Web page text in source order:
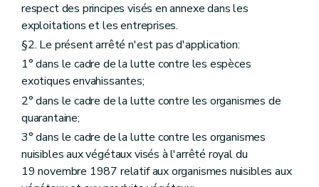
respect des principes visés en annexe dans les
exploitations et les entreprises.
§2. Le présent arrêté n'est pas d'application:
1° dans le cadre de la lutte contre les espèces
exotiques envahissantes;
2° dans le cadre de la lutte contre les organismes de
quarantaine;
3° dans le cadre de la lutte contre les organismes
nuisibles aux végétaux visés à l'arrêté royal du
19 novembre 1987 relatif aux organismes nuisibles aux